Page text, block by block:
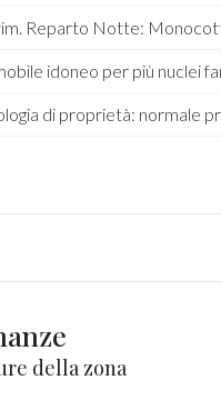
Reparto Notte:
idoneo per più nuclei
di proprietà: normale
della zona